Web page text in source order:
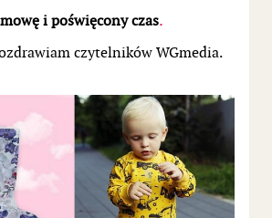
i poświęcony czas.
czytelników WGmedia.